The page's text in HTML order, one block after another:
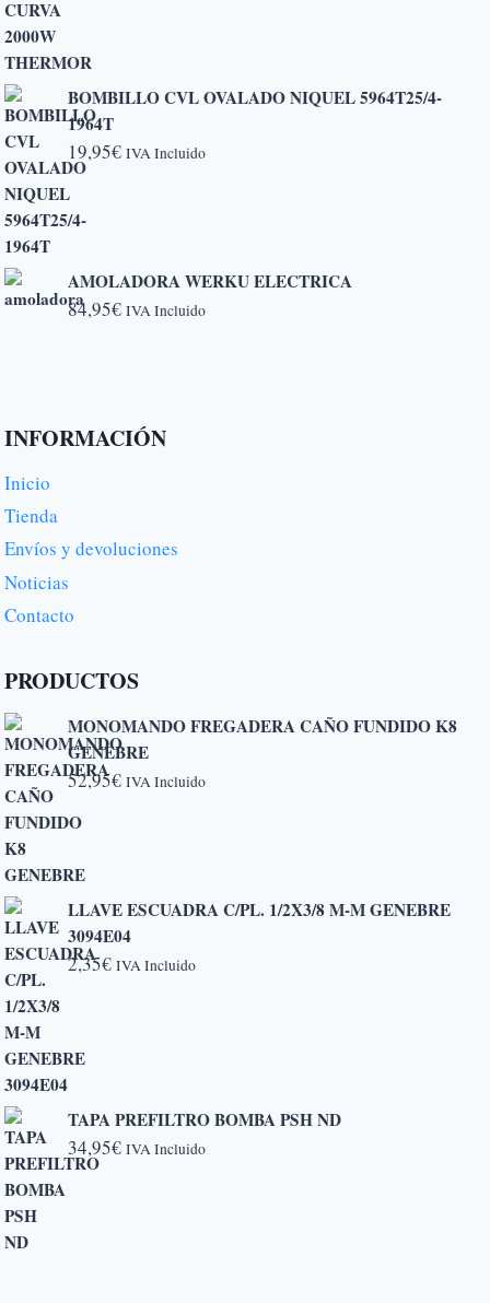
BOMBILLO CVL OVALADO NIQUEL 5964T25/4-
1964T
19,95€ IVA Incluido
AMOLADORA WERKU ELECTRICA
84,95€ IVA Incluido
INFORMACIÓN
Inicio
Tienda
Envíos y devoluciones
Noticias
Contacto
PRODUCTOS
MONOMANDO FREGADERA CAÑO FUNDIDO K8
GENEBRE
52,95€ IVA Incluido
LLAVE ESCUADRA C/PL. 1/2X3/8 M-M GENEBRE
3094E04
2,35€ IVA Incluido
TAPA PREFILTRO BOMBA PSH ND
34,95€ IVA Incluido